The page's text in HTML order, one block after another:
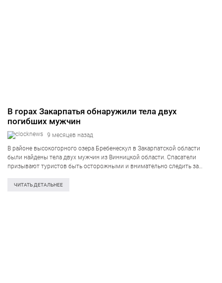
В горах Закарпатья обнаружили тела двух
погибших мужчин
9 месяцев назад
В районе высокогорного озера Бребенескул в Закарпатской области
были найдены тела двух мужчин из Винницкой области. Спасатели
призывают туристов быть осторожными и внимательно следить за
неподалёку от озера Бребенескул, спасатели обнаружили…
ЧИТАТЬ ДЕТАЛЬНЕЕ